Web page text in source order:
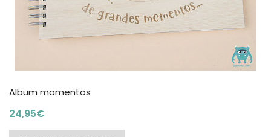
Album momentos
24,95€